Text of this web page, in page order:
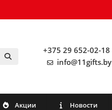
+375 29 652-02-18
info@11gifts.by
Акции Новости